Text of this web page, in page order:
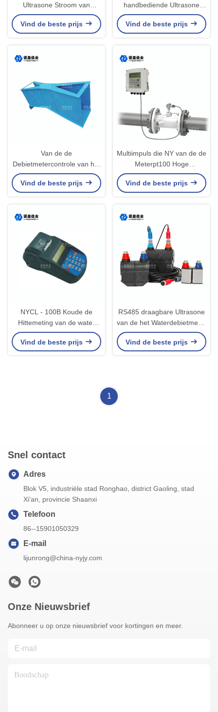
Ultrasone Stroom van
40MPa IRGA Geen
Hydraulische Weerstand
Vind de beste prijs
handbediende Ultrasone
Stroommeter het Verwarmen
Online Meting van het
Vind de beste prijs
Van de de
Debietmetercontrole van het
behandelings van afvalwater
Ultrasone Open Kanaal het
Vind de beste prijs
Multiimpuls die NY van de de
Meterpt100 Hoge
Nauwkeurigheid van de
Krings Ultrasone Stroom
Vind de beste prijs
NYCL - 100B Koude de
Hittemeting van de water
Draagbare Ultrasone
Debietmeter
Vind de beste prijs
RS485 draagbare Ultrasone
van de het Waterdebietmeter
van de Stroommeter Digitale
OEM DN25 - DN1000
Vind de beste prijs
1
Snel contact
Adres
Blok V5, industriële stad Ronghao, district Gaoling, stad
Xi'an, provincie Shaanxi
Telefoon
86--15901050329
E-mail
lijunrong@china-nyjy.com
Onze Nieuwsbrief
Abonneer u op onze nieuwsbrief voor kortingen en meer.